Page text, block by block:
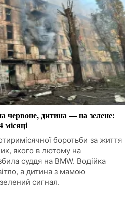
червоне, дитина — на зелене:
місяці
боротьби за життя
якого в лютому на
суддя на BMW. Водійка
а дитина з мамою
сигнал.